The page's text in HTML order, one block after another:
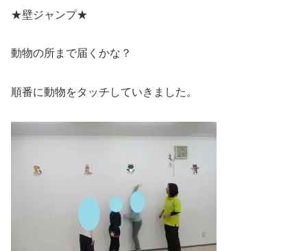
★壁ジャンプ★
動物の所まで届くかな？
順番に動物をタッチしていきました。